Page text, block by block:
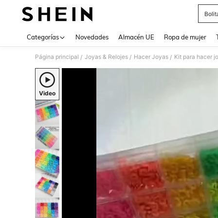
Categorías Novedades Almacén UE Ropa de mujer
Página principal / Joyas & Relojes / Hacer Joyas / Kit para hacer
Video